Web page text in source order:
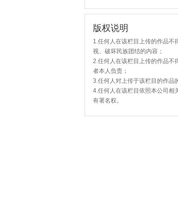
版权说明
1.任何人在该栏目上传的作品不
视、破坏民族团结的内容；
2.任何人在该栏目上传的作品不
者本人负责；
3.任何人对上传于该栏目的作品
4.任何人在该栏目依照本公司相
有署名权。